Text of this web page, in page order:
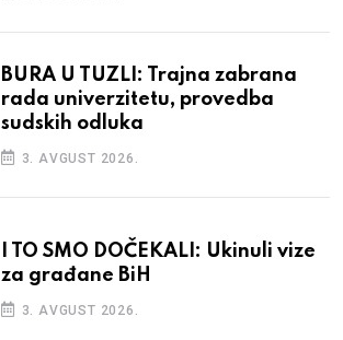
BURA U TUZLI: Trajna zabrana
rada univerzitetu, provedba
sudskih odluka
3. AVGUST 2026.
I TO SMO DOČEKALI: Ukinuli vize
za građane BiH
3. AVGUST 2026.